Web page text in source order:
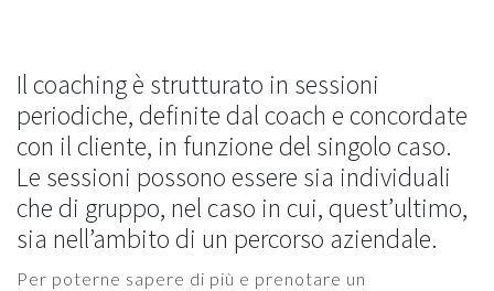
Il coaching è strutturato in sessioni
periodiche, definite dal coach e concordate
con il cliente, in funzione del singolo caso.
Le sessioni possono essere sia individuali
che di gruppo, nel caso in cui, quest’ultimo,
sia nell’ambito di un percorso aziendale.
Per poterne sapere di più e prenotare un